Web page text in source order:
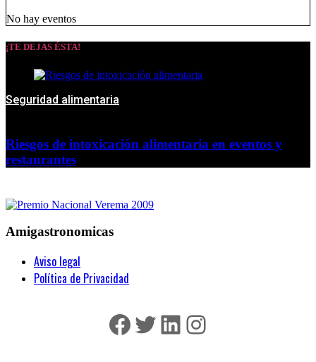
No hay eventos
¡TE DEJAS ÉSTA!
Seguridad alimentaria
Riesgos de intoxicación alimentaria en eventos y
restaurantes
Amigastronomicas
Aviso legal
Política de Privacidad
Facebook
Twitter
LinkedIn
Instagram